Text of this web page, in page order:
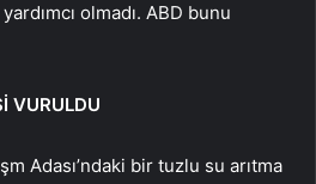
olmadı. ABD bunu
VURULDU
Adası’ndaki bir tuzlu su arıtma